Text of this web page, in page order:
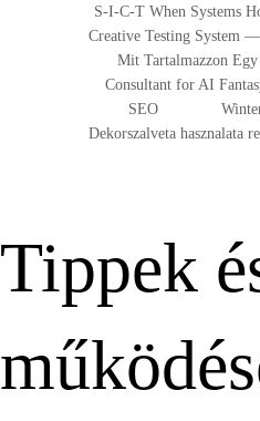
S-I-C-T When Systems
Creative Testing System
Mit Tartalmazzon
Consultant for AI
SEO
Dekorszalveta hasznalata
Tippek